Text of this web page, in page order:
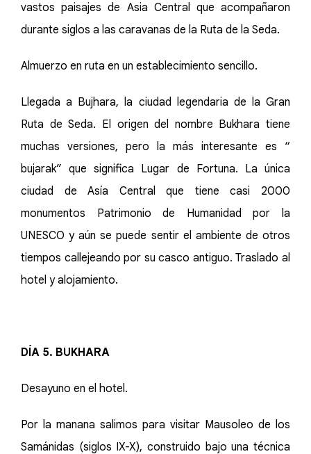
vastos paisajes de Asia Central que acompañaron
durante siglos a las caravanas de la Ruta de la Seda.
Almuerzo en ruta en un establecimiento sencillo.
Llegada a Bujhara, la ciudad legendaria de la Gran
Ruta de Seda. El origen del nombre Bukhara tiene
muchas versiones, pero la más interesante es “
bujarak” que significa Lugar de Fortuna. La única
ciudad de Asía Central que tiene casi 2000
monumentos Patrimonio de Humanidad por la
UNESCO y aún se puede sentir el ambiente de otros
tiempos callejeando por su casco antiguo. Traslado al
hotel y alojamiento.
DÍA 5. BUKHARA
Desayuno en el hotel.
Por la manana salimos para visitar Mausoleo de los
Samánidas (siglos IX-X), construido bajo una técnica